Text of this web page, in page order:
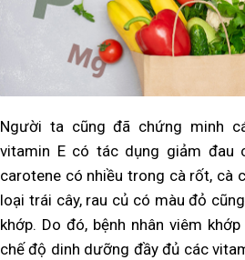
Người ta cũng đã chứng minh
vitamin E có tác dụng giảm đau
carotene có nhiều trong cà rốt, cà
loại trái cây, rau củ có màu đỏ
khớp. Do đó, bệnh nhân viêm
chế độ dinh dưỡng đầy đủ các